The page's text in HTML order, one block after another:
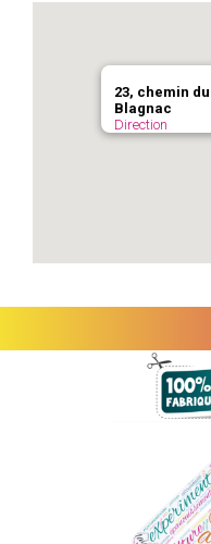
23, chemin
Blagnac
Direction